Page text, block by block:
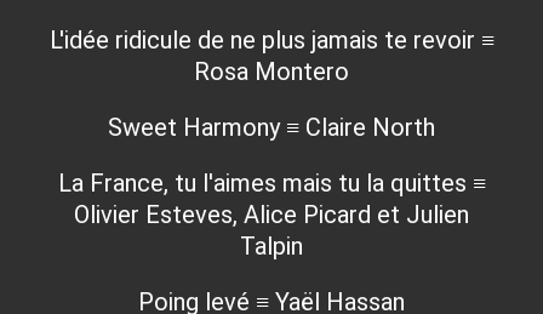
L'idée ridicule de ne plus jamais te revoir ≡
Rosa Montero
Sweet Harmony ≡ Claire North
La France, tu l'aimes mais tu la quittes ≡
Olivier Esteves, Alice Picard et Julien
Talpin
Poing levé ≡ Yaël Hassan